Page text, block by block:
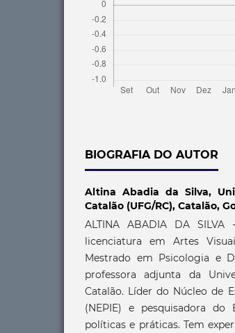
BIOGRAFIA DO AUTOR
Altina Abadia da Silva,
Catalão (UFG/RC), Catalão,
ALTINA ABADIA DA
licenciatura em Artes
Mestrado em Psicologia e
professora adjunta da
Catalão. Líder do Núcleo de
(NEPIE) e pesquisadora do
políticas e práticas. Tem